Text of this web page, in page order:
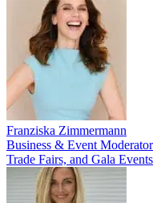
Franziska Zimmermann
Business & Event
Trade Fairs, and Gala Events